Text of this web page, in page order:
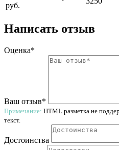
руб.
Написать отзыв
Оценка*
Ваш отзыв*
Примечание: HTML разметка не
текст.
Достоинства